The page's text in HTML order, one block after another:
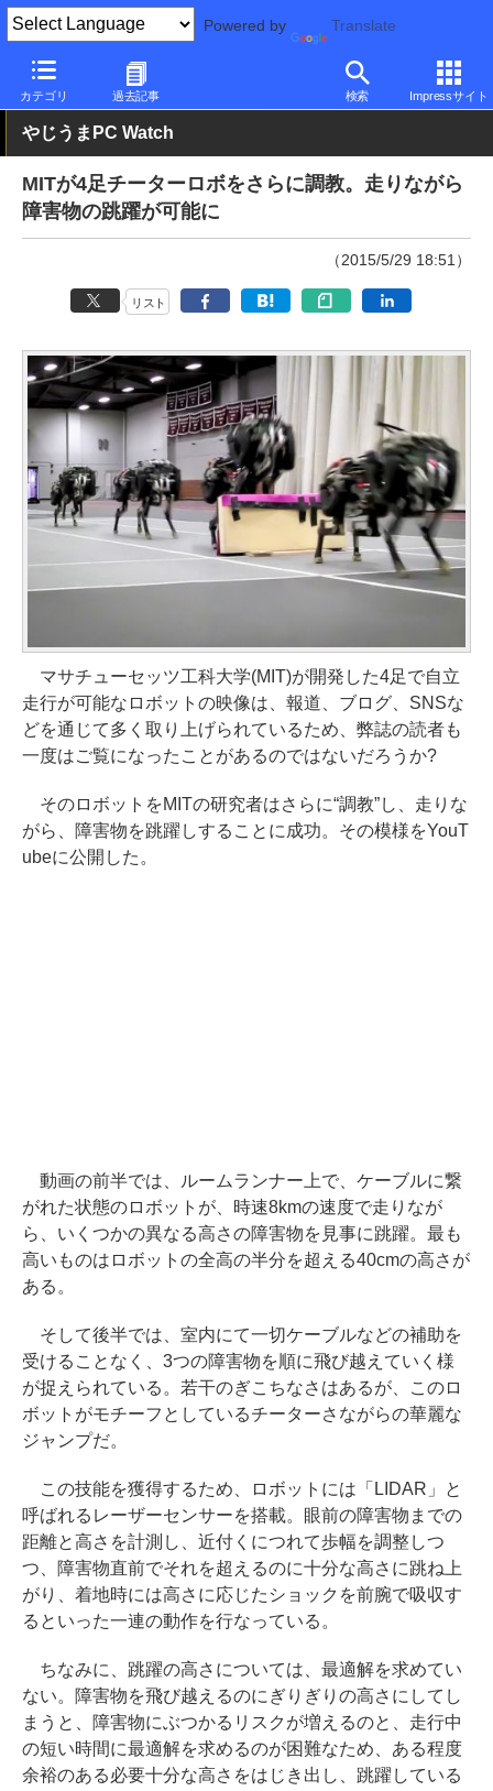
Powered by Translate
カテゴリ 過去記事 検索 Impressサイト
PC Watch 市場 動向
やじうまPC Watch
MITが4足チーターロボをさらに調教。走りながら
障害物の跳躍が可能に
（2015/5/29 18:51）
リスト
マサチューセッツ工科大学(MIT)が開発した4足で自立
走行が可能なロボットの映像は、報道、ブログ、SNSな
どを通じて多く取り上げられているため、弊誌の読者も
一度はご覧になったことがあるのではないだろうか?
そのロボットをMITの研究者はさらに“調教”し、走りな
がら、障害物を跳躍しすることに成功。その模様をYouT
ubeに公開した。
動画の前半では、ルームランナー上で、ケーブルに繋
がれた状態のロボットが、時速8kmの速度で走りなが
ら、いくつかの異なる高さの障害物を見事に跳躍。最も
高いものはロボットの全高の半分を超える40cmの高さが
ある。
そして後半では、室内にて一切ケーブルなどの補助を
受けることなく、3つの障害物を順に飛び越えていく様
が捉えられている。若干のぎこちなさはあるが、このロ
ボットがモチーフとしているチーターさながらの華麗な
ジャンプだ。
この技能を獲得するため、ロボットには「LIDAR」と
呼ばれるレーザーセンサーを搭載。眼前の障害物までの
距離と高さを計測し、近付くにつれて歩幅を調整しつ
つ、障害物直前でそれを超えるのに十分な高さに跳ね上
がり、着地時には高さに応じたショックを前腕で吸収す
るといった一連の動作を行なっている。
ちなみに、跳躍の高さについては、最適解を求めてい
ない。障害物を飛び越えるのにぎりぎりの高さにしてし
まうと、障害物にぶつかるリスクが増えるのと、走行中
の短い時間に最適解を求めるのが困難なため、ある程度
余裕のある必要十分な高さをはじき出し、跳躍している